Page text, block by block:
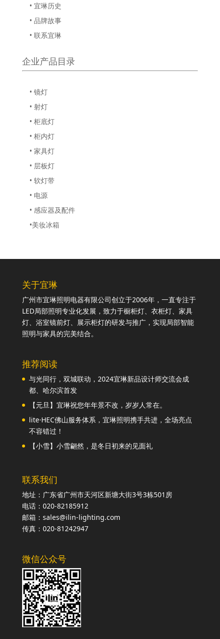
• 宜琳历史
• 品牌故事
• 联系宜琳
企业产品目录
• 镜灯
• 射灯
• 柜底灯
• 柜内灯
• 家具灯
• 层板灯
• 软灯带
• 电源
• 感应器及配件
•美妆冰箱
关于宜琳
广州市宜琳照明电器有限公司创立于2006年，一直专注于
LED局部照明专业化发展，致力于橱柜灯、衣柜灯、家具
灯、浴室镜前灯、展示柜灯的研发与推广，实现局部智能
照明与家具的完美结合。
推荐阅读
与光同行，双城联动，2024宜琳新品设计师交流会成
都、哈尔滨首发
【元旦】宜琳祝您年年景不改，岁岁人常在。
lite·HEC佛山服务体系，宜琳照明携手共进，全场亮点
不容错过！
【小雪】小雪翩然，是冬日初来的见面礼
联系我们
地址：广东省广州市天河区新塘大街3号3栋501房
电话：020-82185912
邮箱：sales@ilin-lighting.com
传真：020-81242947
微信公众号